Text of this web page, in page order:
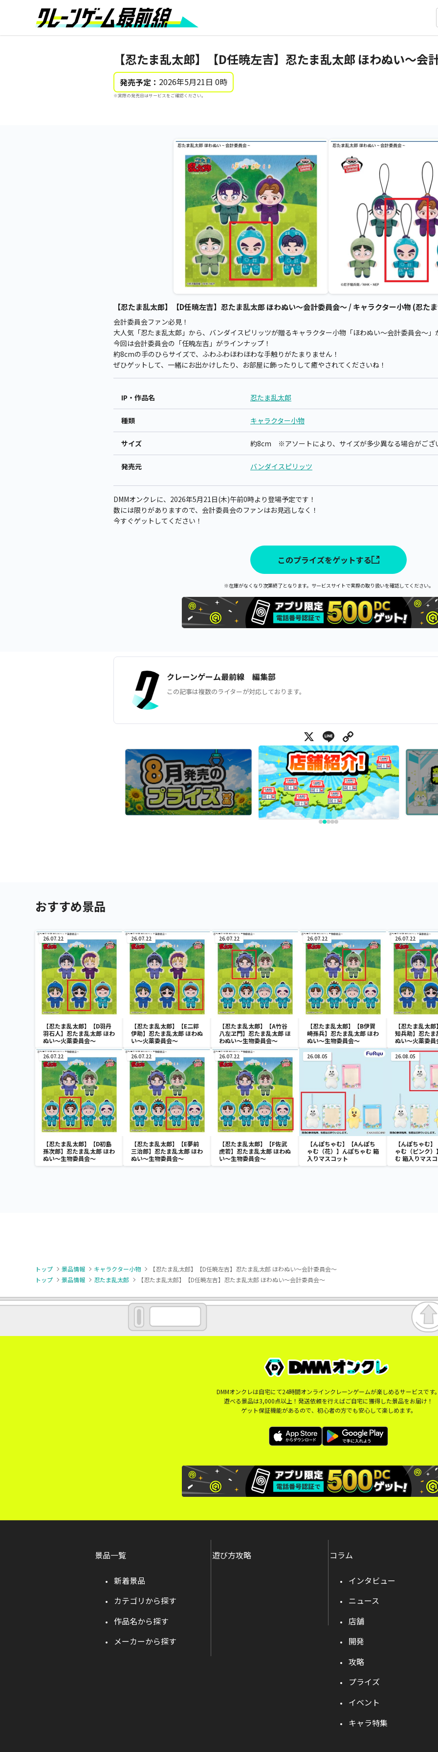
【忍たま乱太郎】【D任暁左吉】忍たま乱太郎 ほわぬい～会
発売予定： 2026年5月21日 0時
※実際の発売日はサービスをご確認ください。
【忍たま乱太郎】【D任暁左吉】忍たま乱太郎 ほわぬい～会計委員会～ / キャラクター小物 (忍た
会計委員会ファン必見！
大人気「忍たま乱太郎」から、バンダイスピリッツが贈るキャラクター小物「ほわぬい～会計委員会～」
今回は会計委員会の「任暁左吉」がラインナップ！
約8cmの手のひらサイズで、ふわふわほわほわな手触りがたまりません！
ぜひゲットして、一緒にお出かけしたり、お部屋に飾ったりして癒やされてくださいね！
IP・作品名 忍たま乱太郎
種類 キャラクター小物
サイズ 約8cm ※アソートにより、サイズが多少異なる場合がござ
発売元 バンダイスピリッツ
DMMオンクレに、2026年5月21日(木)午前0時より登場予定です！
数には限りがありますので、会計委員会のファンはお見逃しなく！
今すぐゲットしてください！
このプライズをゲットする
※在庫がなくなり次第終了となります。サービスサイトで実際の取り扱いを確認してください。
クレーンゲーム最前線 編集部
この記事は複数のライターが対応しております。
X Line
おすすめ景品
26.07.22
【忍たま乱太郎】【D羽丹
羽石人】忍たま乱太郎 ほわ
ぬい～火薬委員会～
26.07.22
【忍たま乱太郎】【E二郭
伊助】忍たま乱太郎 ほわぬ
い～火薬委員会～
26.07.22
【忍たま乱太郎】【A竹谷
八左ヱ門】忍たま乱太郎 ほ
わぬい～生物委員会～
26.07.22
【忍たま乱太郎】【B伊賀
崎孫兵】忍たま乱太郎 ほわ
ぬい～生物委員会～
26.07.22
【忍たま乱太
知兵助】忍たま
ぬい～火薬委員
26.07.22
【忍たま乱太郎】【D初島
孫次郎】忍たま乱太郎 ほわ
ぬい～生物委員会～
26.07.22
【忍たま乱太郎】【E夢前
三治郎】忍たま乱太郎 ほわ
ぬい～生物委員会～
26.07.22
【忍たま乱太郎】【F佐武
虎若】忍たま乱太郎 ほわぬ
い～生物委員会～
26.08.05
【んぽちゃむ】【Aんぽち
ゃむ（花）】んぽちゃむ 箱
入りマスコット
26.08.05
【んぽちゃむ
ゃむ（ピンク
む 箱入りマス
トップ 景品情報 キャラクター小物
【忍たま乱太郎】【D任暁左吉】忍たま乱太郎 ほわぬい～会計委員会～
トップ
景品情報 忍たま乱太郎 【忍たま乱太郎】【D任暁左吉】忍たま乱太郎 ほわぬい～会計委員会～
DMMオンクレは自宅にて24時間オンラインクレーンゲームが楽しめるサービスです
遊べる景品は3,000点以上！発送依頼を行えばご自宅に獲得した景品をお届け！
ゲット保証機能があるので、初心者の方でも安心して楽しめます。
景品一覧
新着景品
カテゴリから探す
作品名から探す
メーカーから探す
遊び方攻略 コラム
インタビュー
ニュース
店舗
開発
攻略
プライズ
イベント
キャラ特集